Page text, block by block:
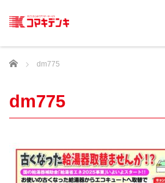
Home dm775
dm775